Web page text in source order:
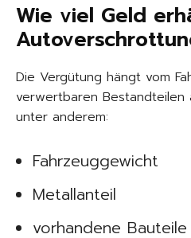
Wie viel Geld
Die Vergütung hängt vom
verwertbaren Bestandteilen
unter anderem:
Fahrzeuggewicht
Metallanteil
vorhandene